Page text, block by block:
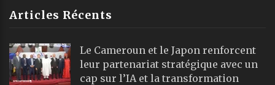
Articles Récents
Le Cameroun et le Japon renforcent
leur partenariat stratégique avec un
cap sur l’IA et la transformation